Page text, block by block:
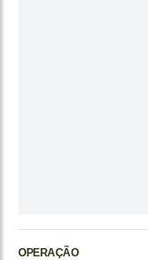
OPERAÇÃO